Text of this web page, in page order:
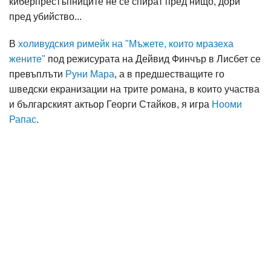
пред убийство...
В холивудския римейк на "Мъжете, които мразеха
жените" под режисурата на Дейвид Финчър в Лисбет се
превъплъти Руни Мара, а в предшестващите го
шведски екранизации на трите романа, в които участва
и българският актьор Георги Стайков, я игра Нооми
Рапас.